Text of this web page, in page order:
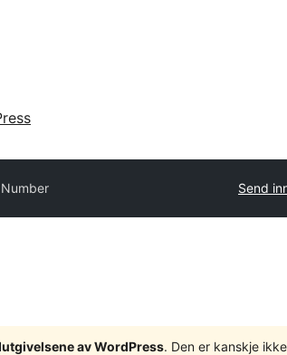
Send
av WordPress. Den er kanskje